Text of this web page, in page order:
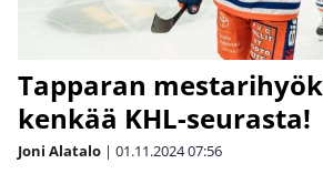
Tapparan
kenkää KHL-seurasta!
Joni Alatalo | 01.11.202407:56